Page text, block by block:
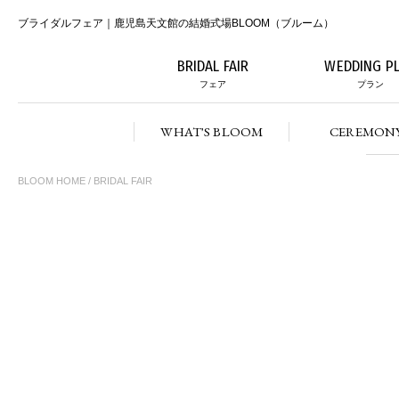
ブライダルフェア｜鹿児島天文館の結婚式場BLOOM（ブルーム）
BRIDAL FAIR
フェア
WEDDING
プラン
WHAT'S BLOOM
BLOOM HOME / BRIDAL FAIR